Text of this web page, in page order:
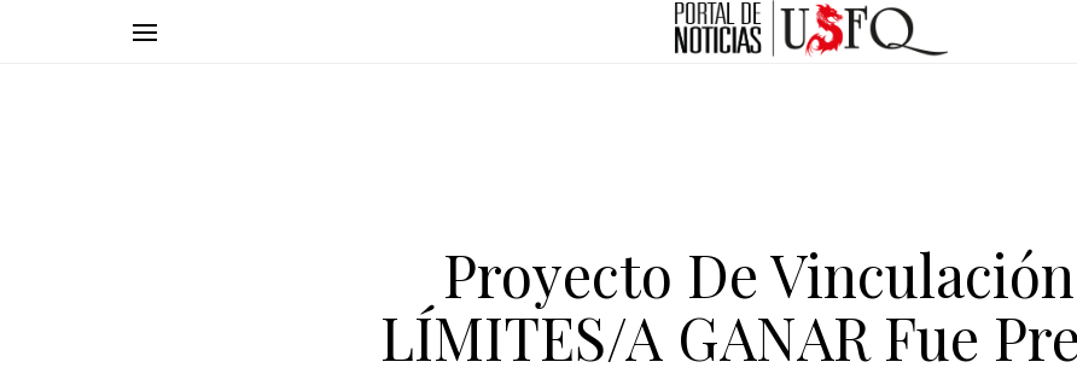
Proyecto De
LÍMITES/A GANAR Fue